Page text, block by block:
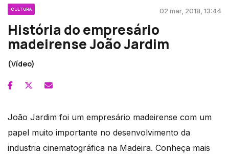
CULTURA 02 mar, 2018, 13:44
História do empresário
madeirense João Jardim
(Vídeo)
João Jardim foi um empresário madeirense com um
papel muito importante no desenvolvimento da
industria cinematográfica na Madeira. Conheça mais